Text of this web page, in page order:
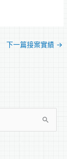
下一篇接案實績 →